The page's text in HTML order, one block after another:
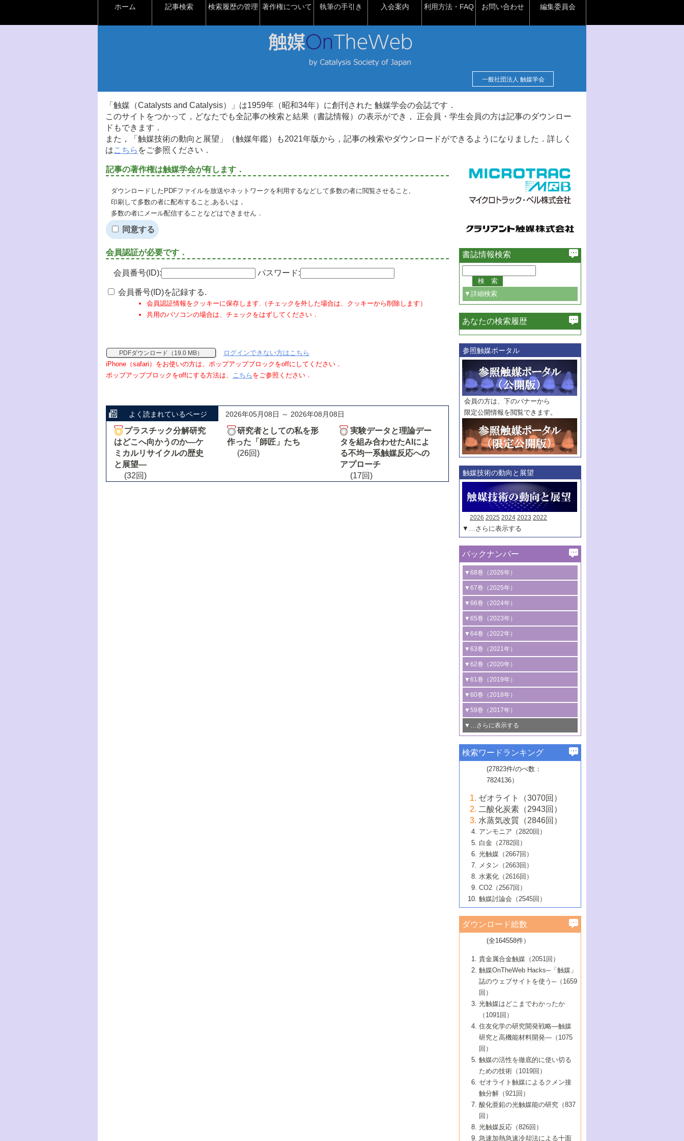
ホーム 記事検索 検索履歴の管理 著作権について 執筆の手引き 入会案内 利用方法・FAQ お問い合わせ 編集委員会
一般社団法人 触媒学会
「触媒（Catalysts and Catalysis）」は1959年（昭和34年）に創刊された 触媒学会の会誌です．
このサイトをつかって，どなたでも全記事の検索と結果（書誌情報）の表示ができ， 正会員・学生会員の方は記事のダウンロー
ドもできます．
また，「触媒技術の動向と展望」（触媒年鑑）も2021年版から，記事の検索やダウンロードができるようになりました．詳しく
はこちら をご参照ください．
記事の著作権は触媒学会が有します．
ダウンロードしたPDFファイルを放送やネットワークを利用するなどして多数の者に閲覧させること,
印刷して多数の者に配布すること,あるいは，
多数の者にメール配信することなどはできません．
同意する
会員認証が必要です．
会員番号(ID): パスワード:
会員番号(ID)を記録する.
会員認証情報をクッキーに保存します.（チェックを外した場合は、クッキーから削除します）
共用のパソコンの場合は、チェックをはずしてください．
PDFダウンロード（19.0 MB）
ログインできない方はこちら
iPhone（safari）をお使いの方は、ポップアップブロックをoffにしてください．
ポップアップブロックをoffにする方法は、 こちら をご参照ください．
よく読まれているページ 2026年05月08日 ～ 2026年08月08日
プラスチック分解研究
はどこへ向かうのか―ケ
ミカルリサイクルの歴史
と展望―
(32回)
研究者としての私を形
作った「師匠」たち
(26回)
実験データと理論デー
タを組み合わせたAIによ
る不均一系触媒反応への
アプローチ
(17回)
書誌情報検索
▼詳細検索
必ず含む
巻・号指定
巻
号
範囲指定
巻
号～
巻
号
触媒年鑑
年度
記事種別
マーク：
マークあり
あなたの検索履歴
参照触媒ポータル
会員の方は、下のバナーから
限定公開情報を閲覧できます。
触媒技術の動向と展望
2026 2025 2024 2023 2022
▼…さらに表示する
バックナンバー
▼68巻（2026年）
1号 過酸化水素合成に関する研究動向
2号 コンピューター技術により加速する
触媒開発
3号 有機分子変換やCO 資源化のための
光触媒に関する最近の研究
B号 第137回触媒討論会（2026年）
▼67巻（2025年）
1号 CO
水素化によるグリーン燃料/グリ
ーンケミカル製造
2号 水素製造のための水分解技術に関す
る最近の研究
3号 オレフィン系樹脂の精密合成に関す
る最新技術
4号 アルコール類の効率的変換を実現す
る非貴金属触媒の研究動向
5号 ゼオライトの合成と応用における研
究動向
6号 ヘテロ接合界面
B号 第135回触媒討論会（2025年）
▼66巻（2024年）
1号 低次元ナノ構造を有する触媒材料
2号 規制反応場を活用した固体触媒研究
の新展開
3号 未踏分子変換を目指した酸化触媒プ
ロセスの最前線
4号 シンクロトロン放射光および中性子
線を利用した触媒解析技術の最先端
5号 単原子触媒
6号 参照触媒委員会からのお知らせ
B号 第133回触媒討論会（2023年）
▼65巻（2023年）
1号 炭素が関わる触媒機能
2号 プラスチックケミカルリサイクルの
ための触媒技術
3号 非酸化物系金属化合物を基盤とした
触媒材料の開発
4号 格子酸素・格子酸素欠陥を利用した
触媒反応
5号 生体触媒によるエネルギー変換反応
6号 窒素とリンの循環のための触媒・機
能性材料
▼64巻（2022年）
1号 合成ガス製造とCOを用いるケミカル
ズ合成の最新動向
2号 化学品合成のための合金触媒開発
3号 CO の排出削減および有効活用のた
めの触媒技術
4号 若手による情報発信企画～とびたて
若き触媒の研究者たち～（1）
若き触媒の研究者たち～（2）
6号 石油のノーブル・ユースを志向した
触媒技術
大学：オンライン・対面開催）
▼63巻（2021年）
1号 金触媒の新展開
2号 ペロブスカイト
3号 特殊反応場を利用した触媒的分子変
換反応
4号 多孔質材料を用いた触媒の新展開
5号 情報学的手法を用いた触媒開発
6号 カーボンニュートラルに向けた電解
技術
B号 第127回触媒討論会（2021年・オン
ライン開催(Zoom)のみ）
▼62巻（2020年）
1号 触媒設計を拓く欠陥構造のキャラク
タリゼーション
2号 機能化学品製造に資するクリーンな
触媒的酸化反応
3号 水処理のための触媒化学
4号 光触媒を用いた水分解の最新の研究
動向
5号 次世代の触媒プロセスを支えるマイ
6号 メタン転換技術の最新動向
B号 第125回触媒討論会（2020年・工学
院大学）
▼61巻（2019年）
1号 物質移動制御に着目した触媒プロセ
ス開発
2号 CO2 フリー水素サプライチェーンに
関わる触媒開発動向
3号 精密高分子合成に関する最近の研究
動向
4号 バイオマス化成品製造のための触媒
5号 固体触媒による含窒素有機化合物変
換の最前線
6号 貴金属使用量低減に向けた自動車排
ガス浄化触媒の開発
B号 第123回触媒討論会（2019年・大阪
▼60巻（2018年）
1号 固体酸触媒の最新の研究動向
2号 二酸化炭素からの有用化学品合成
3号 ナノ粒子・クラスター触媒の最前線
4号 60周年記念企画
5号 進化するゼオライト合成技術
6号 非貴金属系触媒における電気化学的
B号 第121回触媒討論会（2018年・東京
大学）
▼59巻（2017年）
1号 いたるところに，触媒
最先端技術
3号 無機分離膜材料の開発と触媒反応プ
ロセスへの適用
5号 水素のふるまいを解き明かす最先端
研究
6号 低級アルカンの有効利用のための触
媒技術
B号 第119回触媒討論会（2017年・首都
大学東京）
▼…さらに表示する
1号 ユニークな構造の高分子を生み出す触
2号 リグニンからの化成品製造に向けた触
媒技術
3号 触媒研究の最先端～とびたて若き研究
者たち～（1）
4号 触媒研究の最先端～とびたて若き研究
者たち～（2）
5号 触媒研究の最先端～とびたて若き研究
者たち～（3）
6号 イオニクス材料と燃料電池・電解合成
の最新の研究動向
B号 第117回触媒討論会（2016年・大阪府
立大学）
▼57巻（2015年）
1号 水素キャリアにかかわる触媒技術の新
2号 石油精製用触媒の最近の進展
3号 固体酸化物形燃料電池（SOFC）におけ
るアノード触媒上での燃料直接改質技術
4号 コアシェル構造の制御による触媒機能
5号 工業触媒およびその周辺技術の最近の
進歩
6号 ナノシート
B号 第115回触媒討論会（2015年・成蹊大
▼56巻（2014年）
2号 光触媒反応機構に関する最新の研究動
向
開発動向
4号 人工光合成に向けた近年のアプローチ
5号 未利用熱エネルギーの有効活用に貢献
する触媒技術
6号 ポリオキソメタレート
B号 第113回触媒討論会（2014年・ロワジ
ールホテル豊橋）
1号 高耐久性燃料電池システム用触媒にお
ける新展開
2号 リビングラジカル重合の最近の動向
3号 天然ガスの化学工業的展開に関する触
媒技術
4号 貴金属触媒の精密構造制御とその活用
5号 バイオマス化成品製造のための固体触
6号 ナノ空間─吸着状態解析から新機能開拓
B号 第111回触媒討論会（2013年・関西大
▼54巻（2012年）
1号 規則性多孔体の利用技術における最近
の進歩
2号 第109回触媒討論会
3号 貴金属低減技術の最新動向
4号 貴金属代替技術の最新動向
5号 光触媒による物質変換反応の新展開
6号 グラフェン
7号 水素を利用する化成品合成の新潮流
▼53巻（2011年）
1号 金属学から見る合金触媒の新展開
2号 第107回触媒討論会
3号 触媒のその場観察法の進歩（１）
4号 触媒のその場観察法の進歩（２）
5号 不活性結合の触媒的活性化による有機
合成
6号 新しい固体酸触媒技術
7号 ゼオライト合成における最近の進歩
▼52巻（2010年）
1号 触媒の劣化対策と長寿命触媒開発
2号 第105回触媒討論会
3号 ナノ構造が拓く新機能
4号 活性サイトおよびその環境の精密な設
計による触媒の高機能化
5号 触媒を有効に使うための技術
7号 有機分子触媒による精密有機合成
8号 高機能化ポリオレフィンに向けた重合
触媒の最近の進展
1号 炭素材料－熱い注目を集める材料－
2号 第103回触媒討論会
3号 環境浄化用光触媒の現状と課題
4号 水素社会の実現に向けた水素製造・貯
蔵技術の進歩
5号 CO2が関わる触媒・材料
7号 持続可能社会実現のための触媒および
触媒関連技術
▼50巻（2008年）
1号 触媒化学と学会のこの10年，半世紀，
そして未来
2号 第101回触媒討論会
4号 錯体を利用したユニークな表面構造の
構築と機能
5号 若手会員による触媒研究の未来展望1：
企業編
6号 第102回触媒討論会
7号 触媒・化学反応における計算化学の進
8号 若手研究者による触媒研究の未来展望
2：大学・研究所編
▼49巻（2007年）
1号 含フッ素化合物の合成と触媒
2号 第99回触媒討論会
3号 実用的ファインケミカル合成プロセス
を実現する触媒
5号 こんな物質，あんな物質―新たな触媒
の可能性―
7号 『結晶の化学』を活かした触媒研究
8号 イオン液体の応用
▼48巻（2006年）
1号 固体酸触媒の最近の進歩
2号 第97回触媒討論会
3号 リビング重合触媒の最近の展開
5号 水素製造・貯蔵のための触媒技術の新
しい展開
6号 第98回触媒討論会
7号 基礎化学品製造の触媒技術
8号 多機能型リアクター
1号 最近の触媒担体とその効果
2号 第95回触媒討論会
4号 水分解用光触媒材料
5号 時間分解分光の進歩と応用
6号 第96回触媒討論会
8号 超臨界流体を用いた化学プロセスの新
▼46巻（2004年）
1号 部分酸化反応触媒の最前線
2号 第93回触媒討論会
3号 特殊エネルギー場の触媒反応
4号 生体内における金属の触媒作用
5号 ファインケミカルズの展開に寄与する
6号 第94回触媒討論会
7号 サブナノレベルでみた新しい表面現象
8号 オレフィン重合触媒の新たな展
▼45巻（2003年）
1号 なぜこの触媒が良いのか？
2号 第91回触媒討論会
3号 最近の自動車排ガス処理技術
4号 触媒研究の現状と将来─第90回触媒討論
5号 基礎化学品製造の触媒技術
6号 第92回触媒討論会
7号 基礎化学品製造の触媒技術
8号 資源の循環と触媒技術
▼44巻（2002年）
1号 高次制御された触媒の化学
2号 第89回触媒討論会
3号 触媒を利用した電気化学の新展開
4号 ナノ材料の調製と機能化
5号 こんな触媒が欲しい
6号 第90回触媒討論会
7号 触媒研究と学術雑誌/情報
8号 若い世代からみた触媒化学の現状と未
▼43巻（2001年）
1号 グリーンケミストリーと触媒
2号 第87回触媒討論会特集号
3号 生体触媒とバイオプロセス
4号 水素製造・利用の触媒化学
5号 触媒研究における新しい切り口：コン
ビナトリアルケミストリー
6号 第88回触媒討論会特集号
7号 企業における触媒研究のブレークスル
8号 この材料を触媒として使ってみません
▼42巻（2000年）
1号 触媒反応工学の明日を拓く
2号 第85回触媒討論会
3号 反応ダイナミクス
5号 触媒のおもしろさをどのように伝える
6号 第86回触媒討論会
7号 水素化精製触媒の新しい展開
8号 新しい反応性と機能性を目指した金属
クラスタ-化学
▼41巻（1999年）
1号 孔、穴、あな?-特異な空間とその利用-
2号 第83回触媒討論会
3号 均一系触媒反応最前線
4号 実用炭素材料の新展開
5号 研究の方法論を考える
7号 機能性金属材料と触媒
8号 触媒研究へのNMRの応用と展望
▼40巻（1998年）
進展と21世紀への提言/創立40周年記念・触
媒学会この10年の歩みとこれから/創立40周
2号 第81回触媒討論会
3号 計算機触媒化学へのさそい
4号 触媒劣化の制御と予測
5号 最新の実用プロセスと触媒
6号 第82回触媒討論会
1号 均一系と不均一系触媒反応-その特徴と
接点
2号 第79回触媒討論会
3号 最新NO除去触媒の実用化研究
4号 新しい反応場を目指した触媒調製
5号 反応・分離技術の新しい展開
6号 第80回触媒討論会
▼38巻（1996年）
1号 触媒の構造と触媒作用/C1化学を中心と
する21世紀への触媒
3号 オリンピックメダル:金・銀・銅はどん
な触媒作用を示すか
4号 触媒作用における機能の複合化
▼37巻（1995年）
1号 ファインケミカルズと固体触媒
2号 第75回触媒討論会
3号 希土類を利用した触媒
4号 触媒とリサイクル
5号 エネルギー変換触媒
▼36巻（1994年）
1号 電気化学と触媒
2号 第73回触媒討論会
3号 C4化学の展開
4号 《通常号》
▼35巻（1993年）
1号 工業触媒開発マニュアル―探索から工
業化まで
2号 第71回触媒討論会
▼34巻（1992年）
1号 インパクトを与えたこの研究
2号 第69回触媒討論会
▼33巻（1991年）
1号 触媒プロセス開発マニュアル―探索か
▼32巻（1990年）
検索ワードランキング
(27823件/のべ数：
7824136）
ゼオライト（3070回）
二酸化炭素（2943回）
水蒸気改質（2846回）
アンモニア（2820回）
白金（2782回）
光触媒（2667回）
メタン（2663回）
水素化（2616回）
CO2（2567回）
触媒討論会（2545回）
ダウンロード総数
(全164558件）
貴金属合金触媒（2051回）
触媒OnTheWeb Hacks─「触媒」
誌のウェブサイトを使う─（1659
回）
光触媒はどこまでわかったか
（1091回）
住友化学の研究開発戦略―触媒
研究と高機能材料開発―（1075
回）
触媒の活性を徹底的に使い切る
ための技術（1019回）
ゼオライト触媒によるクメン接
触分解（921回）
酸化亜鉛の光触媒能の研究（837
回）
光触媒反応（826回）
急速加熱急速冷却法による十面